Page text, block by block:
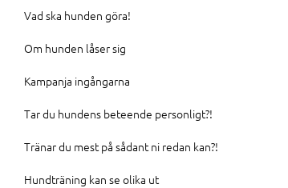
Vad ska hunden göra!
Om hunden låser sig
Kampanja ingångarna
Tar du hundens beteende personligt?!
Tränar du mest på sådant ni redan kan?!
Hundträning kan se olika ut